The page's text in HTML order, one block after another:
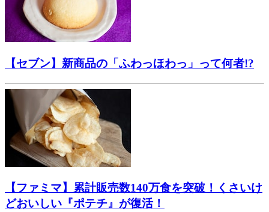
【セブン】新商品の「ふわっほわっ」って何者!?
【ファミマ】累計販売数140万食を突破！くさいけ
どおいしい『ポテチ』が復活！